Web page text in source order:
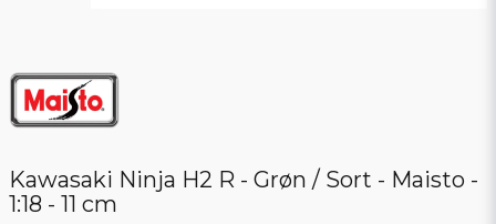
Kawasaki Ninja H2 R - Grøn / Sort - Maisto -
1:18 - 11 cm